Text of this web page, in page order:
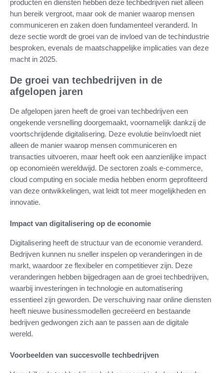
producten en diensten hebben deze techbedrijven niet alleen
hun bereik vergroot, maar ook de manier waarop mensen
communiceren en zaken doen fundamenteel veranderd. In
deze sectie wordt de groei van de invloed van de techindustrie
besproken, evenals de maatschappelijke implicaties van deze
macht in 2025.
De groei van techbedrijven in de
afgelopen jaren
De afgelopen jaren heeft de groei van techbedrijven een
ongekende versnelling doorgemaakt, voornamelijk dankzij de
voortschrijdende digitalisering. Deze evolutie beïnvloedt niet
alleen de manier waarop mensen communiceren en
transacties uitvoeren, maar heeft ook een aanzienlijke impact
op economieën wereldwijd. De sectoren zoals e-commerce,
cloud computing en sociale media hebben enorm geprofiteerd
van deze ontwikkelingen, wat leidt tot meer mogelijkheden en
innovatie.
Impact van digitalisering op de economie
Digitalisering heeft de structuur van de economie veranderd.
Bedrijven kunnen nu sneller inspelen op veranderingen in de
markt, waardoor ze flexibeler en competitiever zijn. Deze
veranderingen hebben bijgedragen aan de groei techbedrijven,
waarbij investeringen in technologie en automatisering
essentieel zijn geworden. De verschuiving naar online diensten
heeft nieuwe businessmodellen gecreëerd en bestaande
bedrijven gedwongen zich aan te passen aan de digitale
wereld.
Voorbeelden van succesvolle techbedrijven